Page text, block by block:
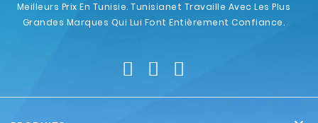
Meilleurs Prix En Tunisie. Tunisianet Travaille Avec Les Plus
Grandes Marques Qui Lui Font Entièrement Confiance.